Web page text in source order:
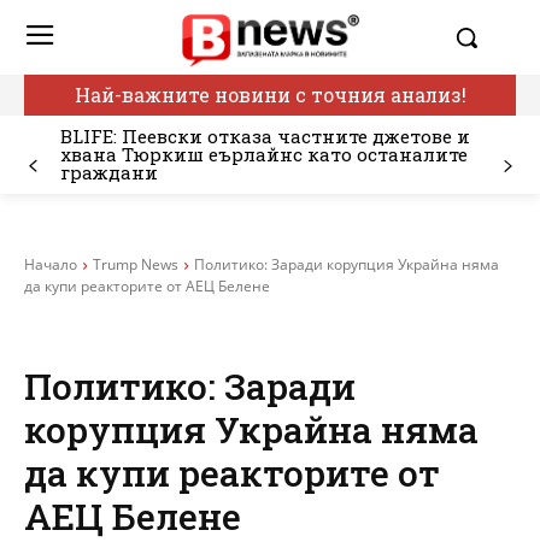
Най-важните новини с точния анализ!
BLIFE: Пеевски отказа частните джетове и
хвана Тюркиш еърлайнс като останалите
граждани
Начало Trump News
Политико: Заради корупция Украйна няма
да купи реакторите от АЕЦ Белене
Политико: Заради
корупция Украйна няма
да купи реакторите от
АЕЦ Белене